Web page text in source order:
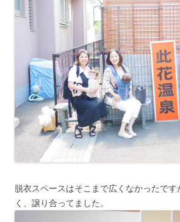
脱衣スペースはそこまで広くなかったです
く、譲り合ってました。